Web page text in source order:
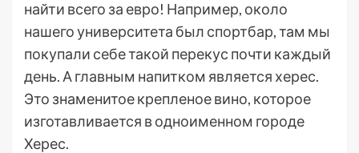
найти всего за евро! Например, около
нашего университета был спортбар, там мы
покупали себе такой перекус почти каждый
день. А главным напитком является херес.
Это знаменитое крепленое вино, которое
изготавливается в одноименном городе
Херес.